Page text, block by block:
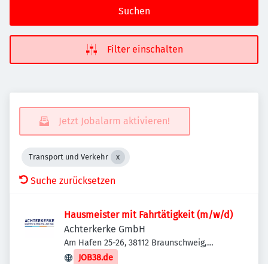
Suchen
Filter einschalten
Jetzt Jobalarm aktivieren!
Transport und Verkehr
Suche zurücksetzen
Hausmeister mit Fahrtätigkeit (m/w/d)
Achterkerke GmbH
Am Hafen 25-26, 38112 Braunschweig,
Deutschland
JOB38.de